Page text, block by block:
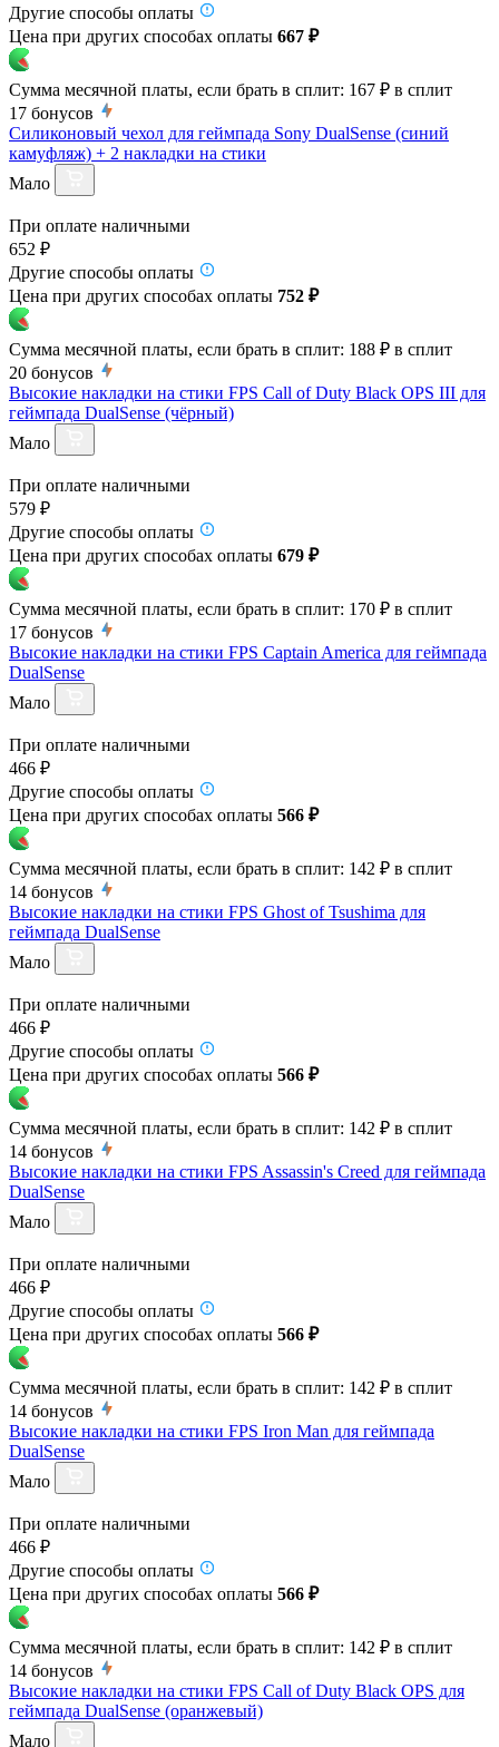
Другие способы оплаты
Цена при других способах оплаты 667 ₽
Сумма месячной платы, если брать в сплит: 167 ₽ в сплит
17 бонусов
Силиконовый чехол для геймпада Sony DualSense (синий
камуфляж) + 2 накладки на стики
Мало
При оплате наличными
652 ₽
Другие способы оплаты
Цена при других способах оплаты 752 ₽
Сумма месячной платы, если брать в сплит: 188 ₽ в сплит
20 бонусов
Высокие накладки на стики FPS Call of Duty Black OPS III для
геймпада DualSense (чёрный)
Мало
При оплате наличными
579 ₽
Другие способы оплаты
Цена при других способах оплаты 679 ₽
Сумма месячной платы, если брать в сплит: 170 ₽ в сплит
17 бонусов
Высокие накладки на стики FPS Captain America для геймпада
DualSense
Мало
При оплате наличными
466 ₽
Другие способы оплаты
Цена при других способах оплаты 566 ₽
Сумма месячной платы, если брать в сплит: 142 ₽ в сплит
14 бонусов
Высокие накладки на стики FPS Ghost of Tsushima для
геймпада DualSense
Мало
При оплате наличными
466 ₽
Другие способы оплаты
Цена при других способах оплаты 566 ₽
Сумма месячной платы, если брать в сплит: 142 ₽ в сплит
14 бонусов
Высокие накладки на стики FPS Assassin's Creed для геймпада
DualSense
Мало
При оплате наличными
466 ₽
Другие способы оплаты
Цена при других способах оплаты 566 ₽
Сумма месячной платы, если брать в сплит: 142 ₽ в сплит
14 бонусов
Высокие накладки на стики FPS Iron Man для геймпада
DualSense
Мало
При оплате наличными
466 ₽
Другие способы оплаты
Цена при других способах оплаты 566 ₽
Сумма месячной платы, если брать в сплит: 142 ₽ в сплит
14 бонусов
Высокие накладки на стики FPS Call of Duty Black OPS для
геймпада DualSense (оранжевый)
Мало